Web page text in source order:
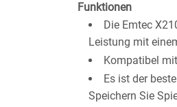
Funktionen
Die Emtec
Leistung mit
Kompatibel
Es ist der
Speichern Sie